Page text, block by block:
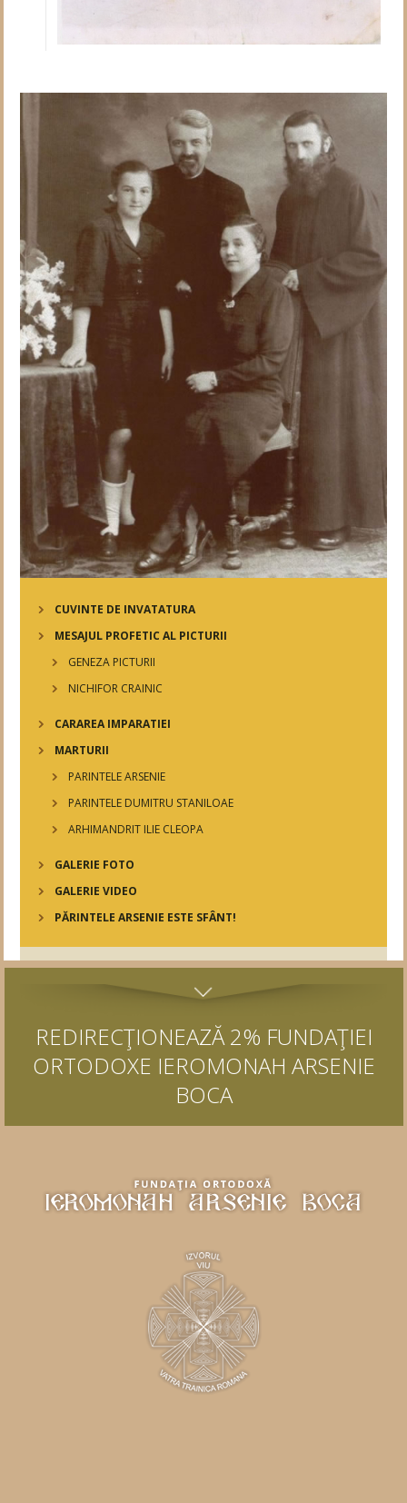
CUVINTE DE INVATATURA
MESAJUL PROFETIC AL PICTURII
GENEZA PICTURII
NICHIFOR CRAINIC
CARAREA IMPARATIEI
MARTURII
PARINTELE ARSENIE
PARINTELE DUMITRU STANILOAE
ARHIMANDRIT ILIE CLEOPA
GALERIE FOTO
GALERIE VIDEO
PĂRINTELE ARSENIE ESTE SFÂNT!
REDIRECŢIONEAZĂ 2% FUNDAŢIEI
ORTODOXE IEROMONAH ARSENIE
BOCA